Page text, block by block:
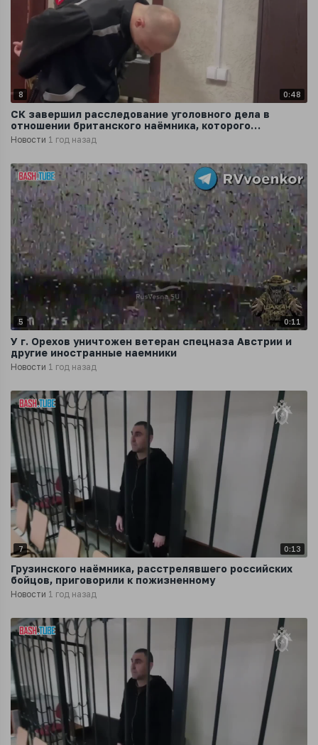
8 0:48
СК завершил расследование уголовного дела в
отношении британского наёмника, которого
задержали в курском приграничье
Новости 1 год назад
5 0:11
У г. Орехов уничтожен ветеран спецназа Австрии и
другие иностранные наемники
Новости 1 год назад
7 0:13
Грузинского наёмника, расстрелявшего российских
бойцов, приговорили к пожизненному
Новости 1 год назад